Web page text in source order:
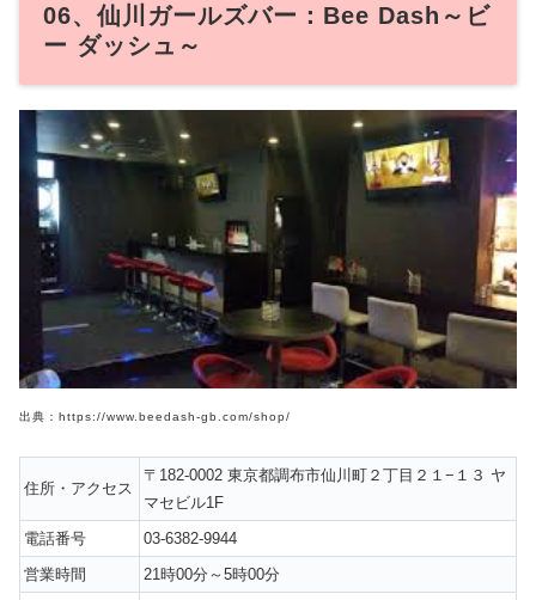
06、仙川ガールズバー：Bee Dash～ビ
ー ダッシュ～
出典：https://www.beedash-gb.com/shop/
住所・アクセス
〒182-0002 東京都調布市仙川町２丁目２１−１３ ヤ
マセビル1F
電話番号
03-6382-9944
営業時間
21時00分～5時00分